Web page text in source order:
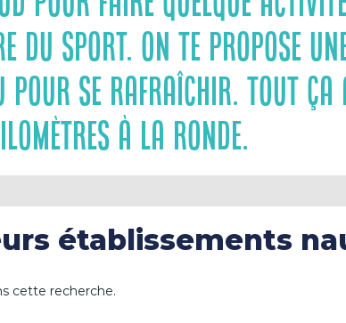
Du Sport. On Te Propose
Pour Se Rafraîchir. Tout Ça
À La Ronde.
établissements
cette recherche.